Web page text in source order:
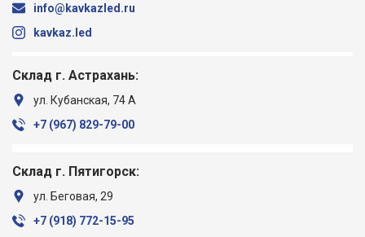
info@kavkazled.ru
kavkaz.led
Склад г. Астрахань:
ул. Кубанская, 74 А
+7 (967) ‎829-79-00
Склад г. Пятигорск:
ул. Беговая, 29
+7 (918) ‎772-15-95